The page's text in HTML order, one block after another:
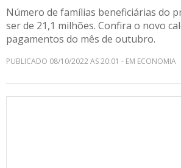
Número de famílias beneficiárias do
ser de 21,1 milhões. Confira o novo
pagamentos do mês de outubro.
PUBLICADO 08/10/2022 AS 20:01 - EM ECONOMIA